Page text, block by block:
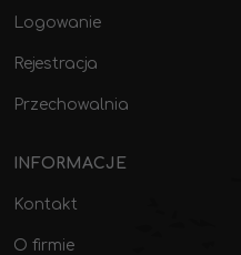
Logowanie
Rejestracja
Przechowalnia
INFORMACJE
Kontakt
O firmie